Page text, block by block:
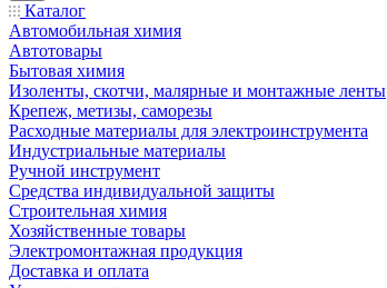
Каталог
Автомобильная химия
Автотовары
Бытовая химия
Изоленты, скотчи, малярные и монтажные ленты
Крепеж, метизы, саморезы
Расходные материалы для электроинструмента
Индустриальные материалы
Ручной инструмент
Средства индивидуальной защиты
Строительная химия
Хозяйственные товары
Электромонтажная продукция
Доставка и оплата